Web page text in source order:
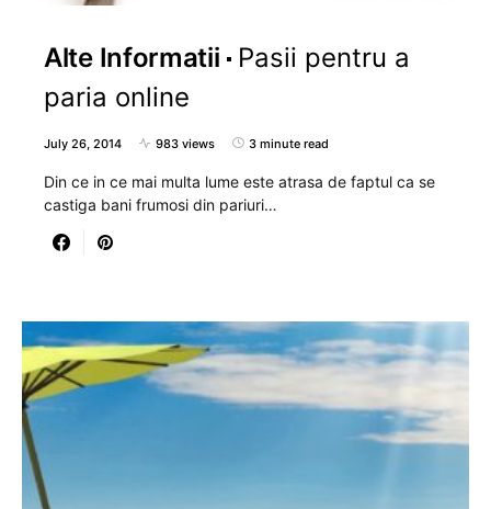
Alte Informatii
Pasii pentru a
paria online
July 26, 2014 983 views 3 minute read
Din ce in ce mai multa lume este atrasa de faptul ca se
castiga bani frumosi din pariuri…